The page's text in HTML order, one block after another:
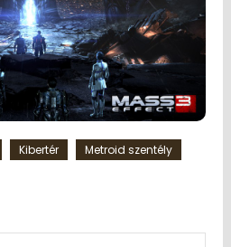
Kibertér Metroid szentély